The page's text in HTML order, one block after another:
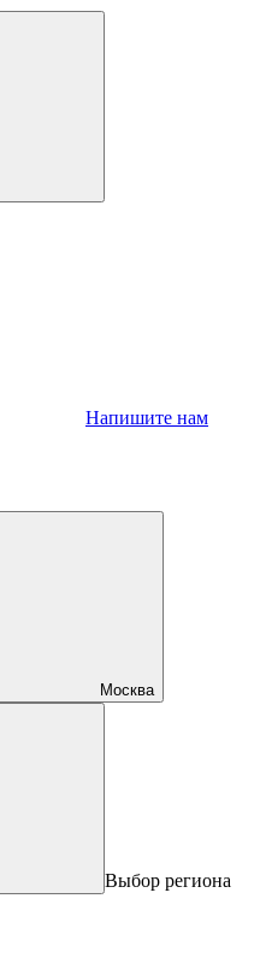
Напишите нам
Москва
Выбор региона